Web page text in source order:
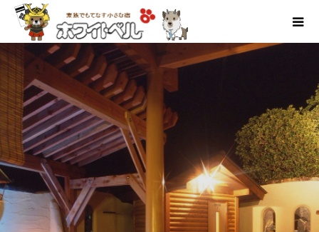
自慢の露天風呂です。かもしか社長も（ご当地キャラ
クター）気持ちよさそう。